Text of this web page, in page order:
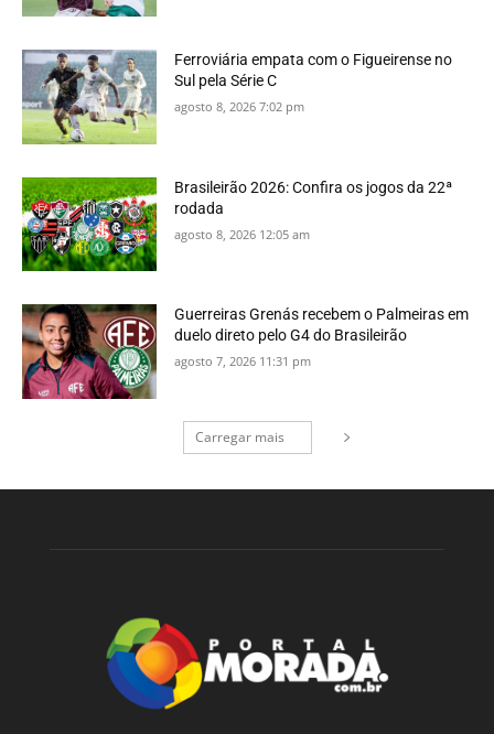
Ferroviária empata com o Figueirense no
Sul pela Série C
agosto 8, 2026 7:02 pm
Brasileirão 2026: Confira os jogos da 22ª
rodada
agosto 8, 2026 12:05 am
Guerreiras Grenás recebem o Palmeiras em
duelo direto pelo G4 do Brasileirão
agosto 7, 2026 11:31 pm
Carregar mais